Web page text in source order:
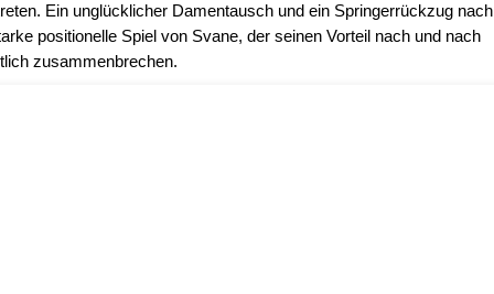
Ein unglücklicher Damentausch und ein Springerrückzug nach
positionelle Spiel von Svane, der seinen Vorteil nach und nach
zusammenbrechen.